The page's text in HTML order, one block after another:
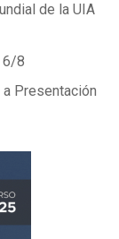
de la UIA
6/8
a Presentación